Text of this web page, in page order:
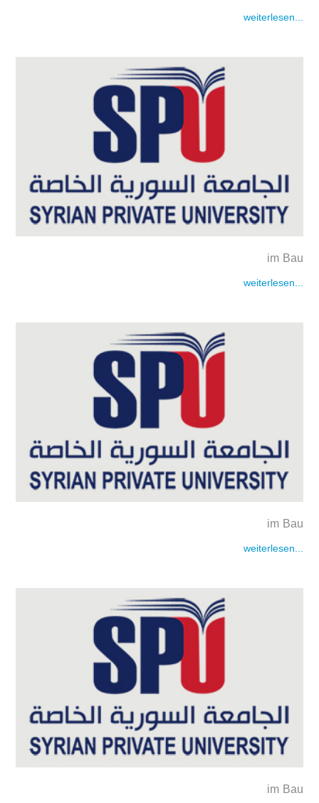
weiterlesen...
im Bau
weiterlesen...
im Bau
weiterlesen...
im Bau